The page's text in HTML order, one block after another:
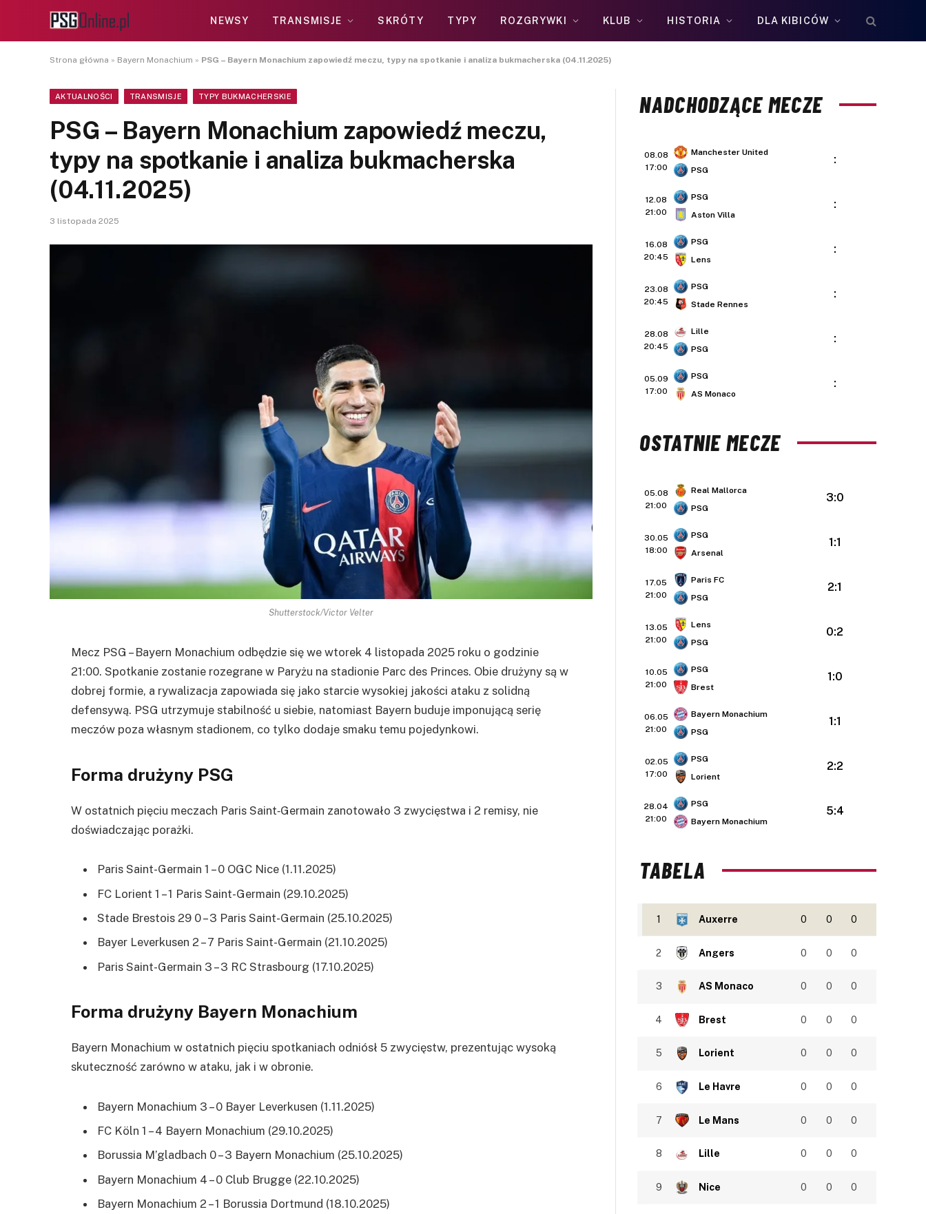
NEWSY TRANSMISJE SKRÓTY TYPY ROZGRYWKI KLUB HISTORIA DLA KIBICÓW
Strona główna » Bayern Monachium » PSG – Bayern Monachium zapowiedź meczu, typy na spotkanie i analiza bukmacherska (04.11.2025)
AKTUALNOŚCI TRANSMISJE TYPY BUKMACHERSKIE
PSG – Bayern Monachium zapowiedź meczu,
typy na spotkanie i analiza bukmacherska
(04.11.2025)
3 listopada 2025
Shutterstock/Victor Velter
Mecz PSG – Bayern Monachium odbędzie się we wtorek 4 listopada 2025 roku o godzinie
21:00. Spotkanie zostanie rozegrane w Paryżu na stadionie Parc des Princes. Obie drużyny są w
dobrej formie, a rywalizacja zapowiada się jako starcie wysokiej jakości ataku z solidną
defensywą. PSG utrzymuje stabilność u siebie, natomiast Bayern buduje imponującą serię
meczów poza własnym stadionem, co tylko dodaje smaku temu pojedynkowi.
Forma drużyny PSG
W ostatnich pięciu meczach Paris Saint‑Germain zanotowało 3 zwycięstwa i 2 remisy, nie
doświadczając porażki.
Paris Saint-Germain 1 – 0 OGC Nice (1.11.2025)
FC Lorient 1 – 1 Paris Saint-Germain (29.10.2025)
Stade Brestois 29 0 – 3 Paris Saint-Germain (25.10.2025)
Bayer Leverkusen 2 – 7 Paris Saint-Germain (21.10.2025)
Paris Saint-Germain 3 – 3 RC Strasbourg (17.10.2025)
Forma drużyny Bayern Monachium
Bayern Monachium w ostatnich pięciu spotkaniach odniósł 5 zwycięstw, prezentując wysoką
skuteczność zarówno w ataku, jak i w obronie.
Bayern Monachium 3 – 0 Bayer Leverkusen (1.11.2025)
FC Köln 1 – 4 Bayern Monachium (29.10.2025)
Borussia M’gladbach 0 – 3 Bayern Monachium (25.10.2025)
Bayern Monachium 4 – 0 Club Brugge (22.10.2025)
Bayern Monachium 2 – 1 Borussia Dortmund (18.10.2025)
NADCHODZĄCE MECZE
08.08
17:00
Manchester United
PSG
:
12.08
21:00
PSG
Aston Villa
:
16.08
20:45
PSG
Lens
:
23.08
20:45
PSG
Stade Rennes
:
28.08
20:45
Lille
PSG
:
05.09
17:00
PSG
AS Monaco
:
OSTATNIE MECZE
05.08
21:00
Real Mallorca
PSG
3:0
30.05
18:00
PSG
Arsenal
1:1
17.05
21:00
Paris FC
PSG
2:1
13.05
21:00
Lens
PSG
0:2
10.05
21:00
PSG
Brest
1:0
06.05
21:00
Bayern Monachium
PSG
1:1
02.05
17:00
PSG
Lorient
2:2
28.04
21:00
PSG
Bayern Monachium
5:4
TABELA
1 Auxerre 0 0 0
2 Angers 0 0 0
3 AS Monaco 0 0 0
4 Brest 0 0 0
5 Lorient 0 0 0
6 Le Havre 0 0 0
7 Le Mans 0 0 0
8 Lille 0 0 0
9 Nice 0 0 0